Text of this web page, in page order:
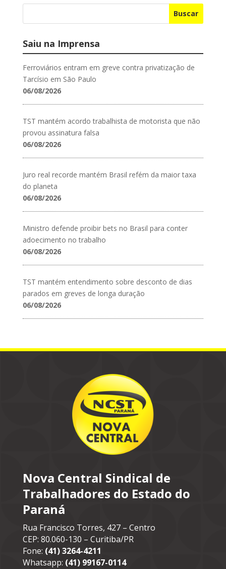
Buscar
Saiu na Imprensa
Ferroviários entram em greve contra privatização de
Tarcísio em São Paulo
06/08/2026
TST mantém acordo trabalhista de motorista que não
provou assinatura falsa
06/08/2026
Juro real recorde mantém Brasil refém da maior taxa
do planeta
06/08/2026
Ministro defende proibir bets no Brasil para conter
adoecimento no trabalho
06/08/2026
TST mantém entendimento sobre desconto de dias
parados em greves de longa duração
06/08/2026
Nova Central Sindical de
Trabalhadores do Estado do
Paraná
Rua Francisco Torres, 427 – Centro
CEP: 80.060-130 – Curitiba/PR
Fone: (41) 3264-4211
Whatsapp: (41) 99167-0114